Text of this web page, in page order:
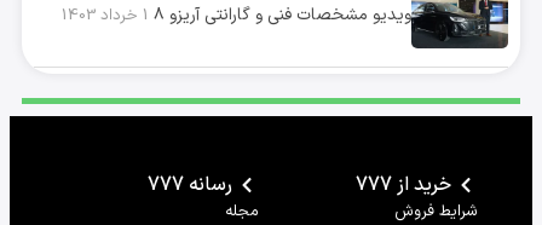
ویدیو مشخصات فنی و گارانتی آریزو ۸ 1 خرداد 1403
خرید از 777
شرایط فروش
رسانه 777
مجله